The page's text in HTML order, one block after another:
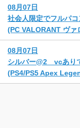
08月07日
社会人限定でフルパ
(PC VALORANT ヴァ
08月07日
シルバー@2 vcあり
(PS4/PS5 Apex